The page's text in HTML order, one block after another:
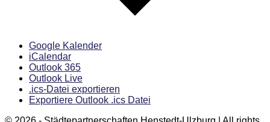
Google Kalender
iCalendar
Outlook 365
Outlook Live
.ics-Datei exportieren
Exportiere Outlook .ics Datei